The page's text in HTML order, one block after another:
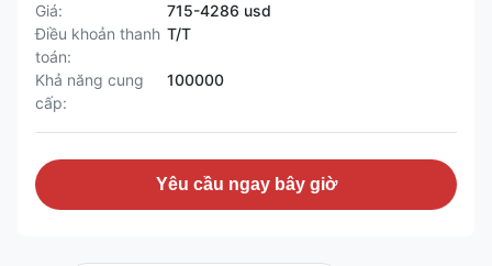
Giá:
715-4286 usd
Điều khoản thanh
toán:
T/T
Khả năng cung
cấp:
100000
Yêu cầu ngay bây giờ